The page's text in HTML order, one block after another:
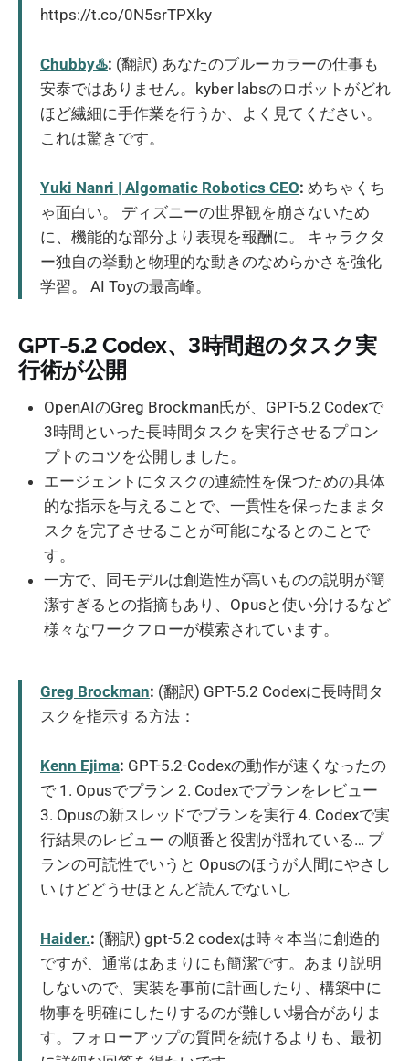
https://t.co/0N5srTPXky
Chubby♨️: (翻訳) あなたのブルーカラーの仕事も
安泰ではありません。kyber labsのロボットがどれ
ほど繊細に手作業を行うか、よく見てください。
これは驚きです。
Yuki Nanri | Algomatic Robotics CEO: めちゃくち
ゃ面白い。 ディズニーの世界観を崩さないため
に、機能的な部分より表現を報酬に。 キャラクタ
ー独自の挙動と物理的な動きのなめらかさを強化
学習。 AI Toyの最高峰。
GPT-5.2 Codex、3時間超のタスク実
行術が公開
OpenAIのGreg Brockman氏が、GPT-5.2 Codexで
3時間といった長時間タスクを実行させるプロン
プトのコツを公開しました。
エージェントにタスクの連続性を保つための具体
的な指示を与えることで、一貫性を保ったままタ
スクを完了させることが可能になるとのことで
す。
一方で、同モデルは創造性が高いものの説明が簡
潔すぎるとの指摘もあり、Opusと使い分けるなど
様々なワークフローが模索されています。
Greg Brockman: (翻訳) GPT-5.2 Codexに長時間タ
スクを指示する方法：
Kenn Ejima: GPT-5.2-Codexの動作が速くなったの
で 1. Opusでプラン 2. Codexでプランをレビュー
3. Opusの新スレッドでプランを実行 4. Codexで実
行結果のレビュー の順番と役割が揺れている… プ
ランの可読性でいうと Opusのほうが人間にやさし
い けどどうせほとんど読んでないし
Haider.: (翻訳) gpt-5.2 codexは時々本当に創造的
ですが、通常はあまりにも簡潔です。あまり説明
しないので、実装を事前に計画したり、構築中に
物事を明確にしたりするのが難しい場合がありま
す。フォローアップの質問を続けるよりも、最初